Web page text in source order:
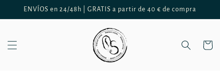
directamente
al contenido
ENVÍOS en 24/48h | GRATIS a partir de 40 € de compra
Carrito